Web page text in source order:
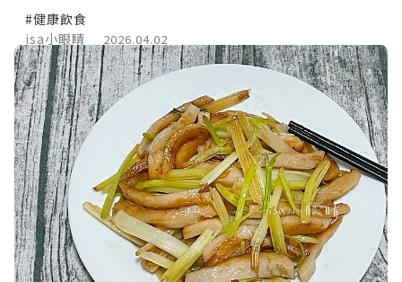
#健康飲食
isa小眼睛
2026.04.02